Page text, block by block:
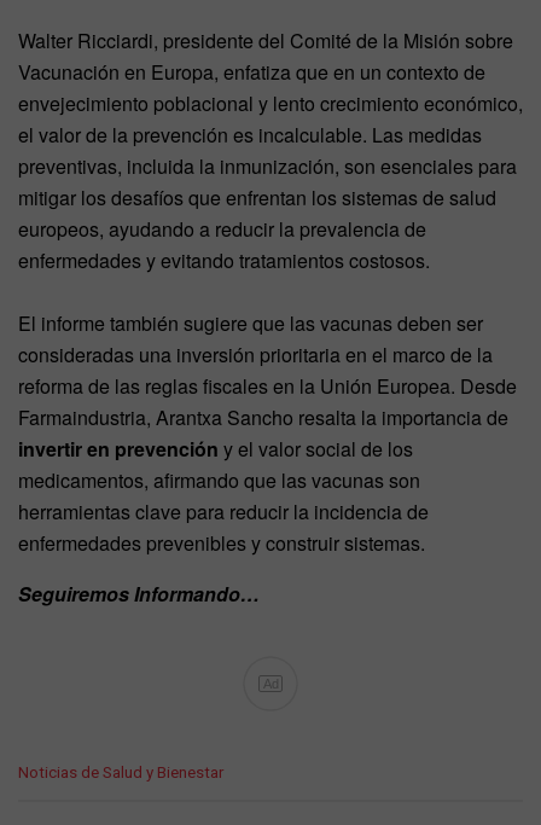
Walter Ricciardi, presidente del Comité de la Misión sobre
Vacunación en Europa, enfatiza que en un contexto de
envejecimiento poblacional y lento crecimiento económico,
el valor de la prevención es incalculable. Las medidas
preventivas, incluida la inmunización, son esenciales para
mitigar los desafíos que enfrentan los sistemas de salud
europeos, ayudando a reducir la prevalencia de
enfermedades y evitando tratamientos costosos.
El informe también sugiere que las vacunas deben ser
consideradas una inversión prioritaria en el marco de la
reforma de las reglas fiscales en la Unión Europea. Desde
Farmaindustria, Arantxa Sancho resalta la importancia de
invertir en prevención y el valor social de los
medicamentos, afirmando que las vacunas son
herramientas clave para reducir la incidencia de
enfermedades prevenibles y construir sistemas.
Seguiremos Informando…
Ad
C
Noticias de Salud y Bienestar